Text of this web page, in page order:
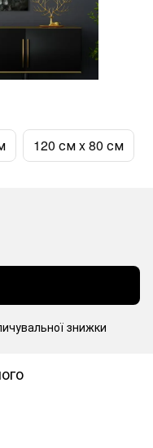
120 см x 80 см
знижки